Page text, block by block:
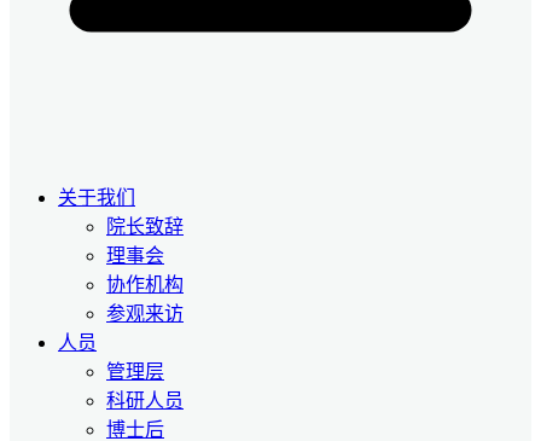
关于我们
院长致辞
理事会
协作机构
参观来访
人员
管理层
科研人员
博士后